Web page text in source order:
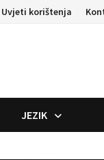
Uvjeti korištenja
JEZIK